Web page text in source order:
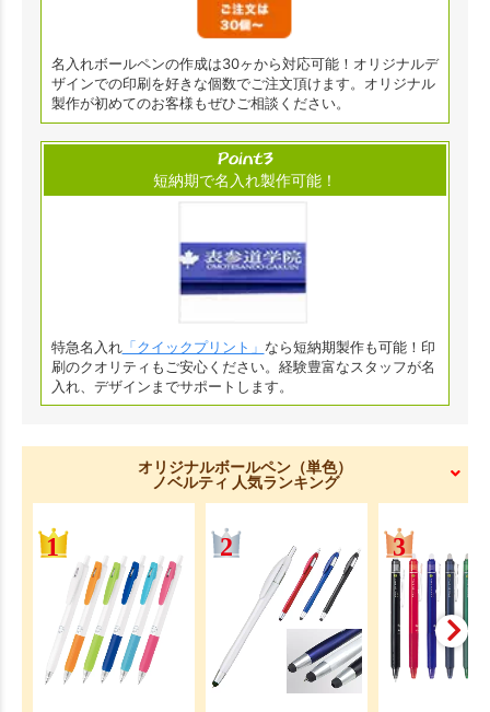
名入れボールペンの作成は30ヶから対応可能！オリジナルデ
ザインでの印刷を好きな個数でご注文頂けます。オリジナル
製作が初めてのお客様もぜひご相談ください。
短納期で名入れ製作可能！
特急名入れ「クイックプリント」 なら短納期製作も可能！印
刷のクオリティもご安心ください。経験豊富なスタッフが名
入れ、デザインまでサポートします。
オリジナルボールペン（単色）
ノベルティ 人気ランキング